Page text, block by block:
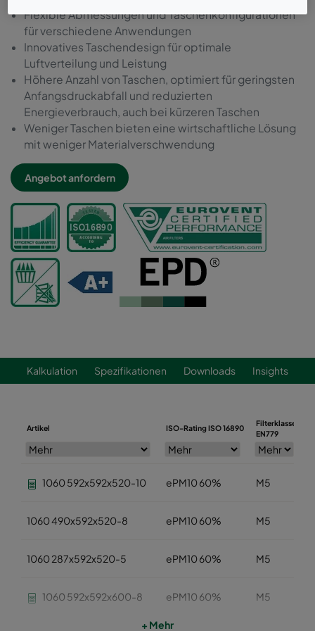
Flexible Abmessungen und Taschenkonfigurationen
für verschiedene Anwendungen
Innovatives Taschendesign für optimale
Luftverteilung und Leistung
Höhere Anzahl von Taschen, optimiert für geringsten
Anfangsdruckabfall und reduzierten
Energieverbrauch, auch bei kürzeren Taschen
Weniger Taschen bieten eine wirtschaftliche Lösung
mit weniger Materialverschwendung
Angebot anfordern
Kalkulation Spezifikationen Downloads Insights
Artikel ISO-Rating ISO 16890
Filterklasse
EN779
1060 592x592x520-10 ePM10 60% M5
1060 490x592x520-8 ePM10 60% M5
1060 287x592x520-5 ePM10 60% M5
1060 592x592x600-8 ePM10 60% M5
+ Mehr